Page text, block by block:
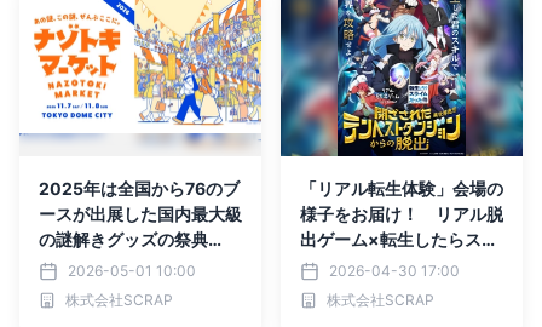
2025年は全国から76のブ
ースが出展した国内最大級
の謎解きグッズの祭典
『ナゾトキマーケット』が
今年も開催決定！
2026-05-01 10:00
株式会社SCRAP
「リアル転生体験」会場の
様子をお届け！ リアル脱
出ゲーム×転生したらスラ
イムだった件『閉ざされた
テンペストダンジョン（異
世界迷宮）からの脱出』イ
2026-04-30 17:00
株式会社SCRAP